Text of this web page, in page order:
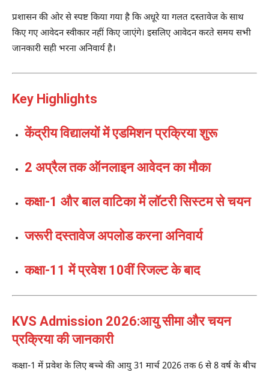
प्रशासन की ओर से स्पष्ट किया गया है कि अधूरे या गलत दस्तावेज के साथ
किए गए आवेदन स्वीकार नहीं किए जाएंगे। इसलिए आवेदन करते समय सभी
जानकारी सही भरना अनिवार्य है।
Key Highlights
केंद्रीय विद्यालयों में एडमिशन प्रक्रिया शुरू
2 अप्रैल तक ऑनलाइन आवेदन का मौका
कक्षा-1 और बाल वाटिका में लॉटरी सिस्टम से चयन
जरूरी दस्तावेज अपलोड करना अनिवार्य
कक्षा-11 में प्रवेश 10वीं रिजल्ट के बाद
KVS Admission 2026:आयु सीमा और चयन
प्रक्रिया की जानकारी
कक्षा-1 में प्रवेश के लिए बच्चे की आयु 31 मार्च 2026 तक 6 से 8 वर्ष के बीच